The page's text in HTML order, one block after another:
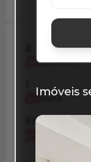
Imóveis
Quartos
Suíte
51 m²
Privativos